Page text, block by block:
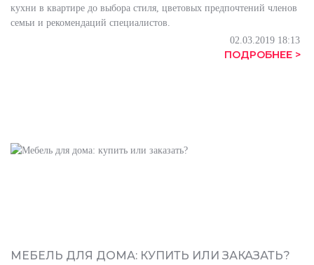
кухни в квартире до выбора стиля, цветовых предпочтений членов
семьи и рекомендаций специалистов.
02.03.2019 18:13
ПОДРОБНЕЕ >
МЕБЕЛЬ ДЛЯ ДОМА: КУПИТЬ ИЛИ ЗАКАЗАТЬ?